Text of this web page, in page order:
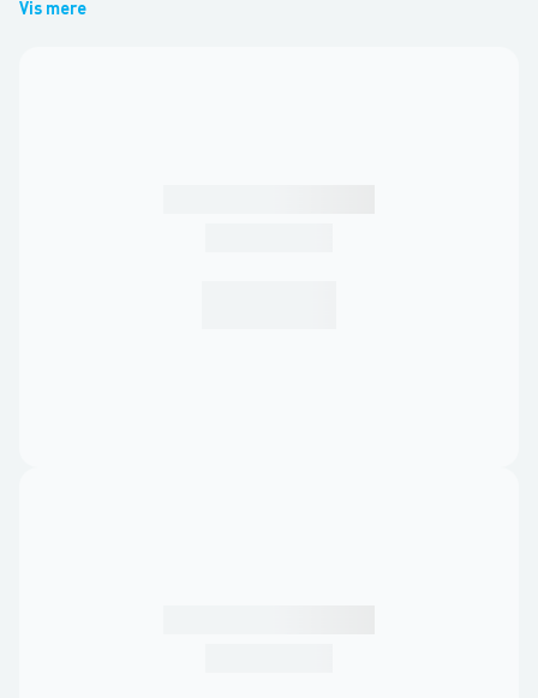
Vis mere